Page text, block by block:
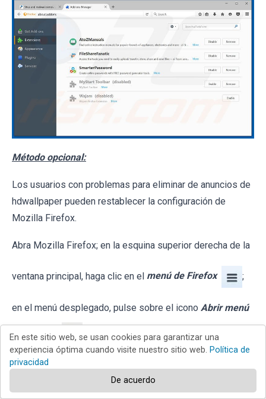
Método opcional:
Los usuarios con problemas para eliminar de anuncios de
hdwallpaper pueden restablecer la configuración de
Mozilla Firefox.
Abra Mozilla Firefox; en la esquina superior derecha de la
ventana principal, haga clic en el menú de Firefox ;
en el menú desplegado, pulse sobre el icono Abrir menú
de ayuda
En este sitio web, se usan cookies para garantizar una
experiencia óptima cuando visite nuestro sitio web. Política de
privacidad
De acuerdo